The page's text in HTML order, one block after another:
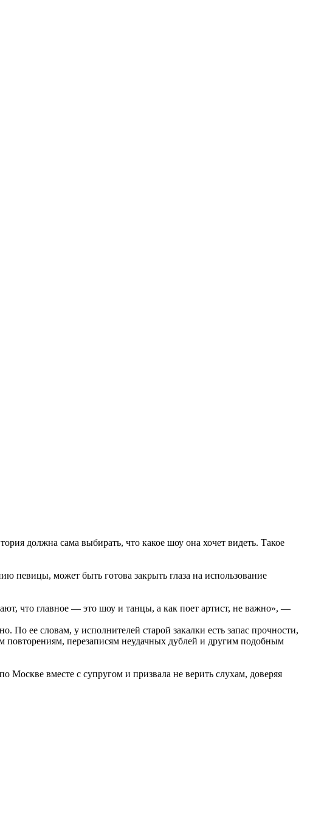
должна сама выбирать, что какое шоу она хочет видеть. Такое
певицы, может быть готова закрыть глаза на использование
что главное — это шоу и танцы, а как поет артист, не важно», —
По ее словам, у исполнителей старой закалки есть запас прочности,
повторениям, перезаписям неудачных дублей и другим подобным
Москве вместе с супругом и призвала не верить слухам, доверяя